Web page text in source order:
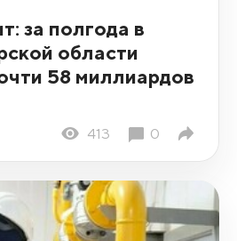
за полгода в
области
58 миллиардов
413 0